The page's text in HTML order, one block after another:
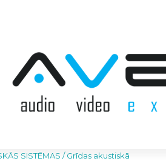
25 MKII BLUE
SISTĒMAS /Grīdas akustiskā